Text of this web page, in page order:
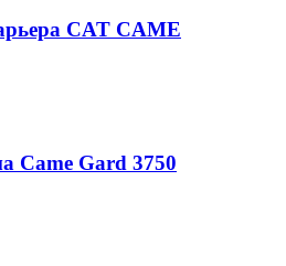
CAT CAME
Came Gard 3750